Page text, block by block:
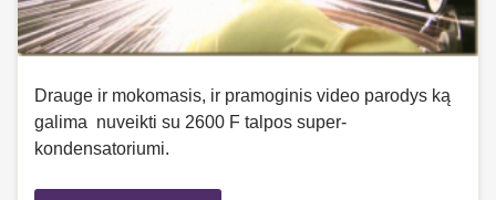
Drauge ir mokomasis, ir pramoginis video parodys ką
galima nuveikti su 2600 F talpos super-
kondensatoriumi.